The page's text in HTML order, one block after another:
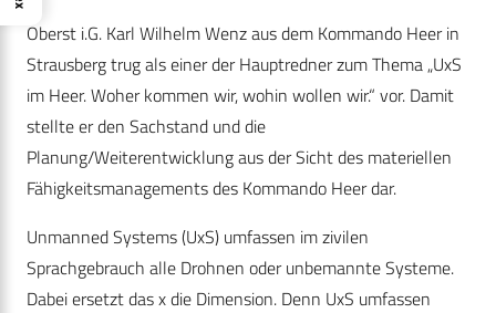
Oberst i.G. Karl Wilhelm Wenz aus dem Kommando Heer in
Strausberg trug als einer der Hauptredner zum Thema „UxS
im Heer. Woher kommen wir, wohin wollen wir.“ vor. Damit
stellte er den Sachstand und die
Planung/Weiterentwicklung aus der Sicht des materiellen
Fähigkeitsmanagements des Kommando Heer dar.
Unmanned Systems (UxS) umfassen im zivilen
Sprachgebrauch alle Drohnen oder unbemannte Systeme.
Dabei ersetzt das x die Dimension. Denn UxS umfassen